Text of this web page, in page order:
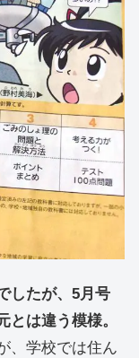
したが、5月号
は違う模様。
、学校では住ん